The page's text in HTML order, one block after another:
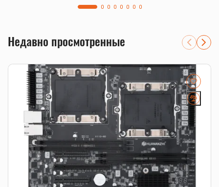
Недавно просмотренные